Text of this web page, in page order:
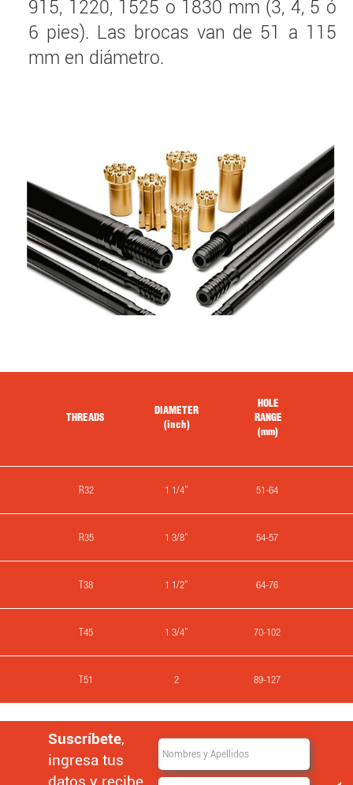
915, 1220, 1525 o 1830 mm (3, 4, 5 ó
6 pies). Las brocas van de 51 a 115
mm en diámetro.
THREADS
DIAMETER
(inch)
HOLE
RANGE
(mm)
R32 1 1/4” 51-64
R35 1 3/8” 54-57
T38 1 1/2” 64-76
T45 1 3/4” 70-102
T51 2 89-127
Suscríbete,
ingresa tus